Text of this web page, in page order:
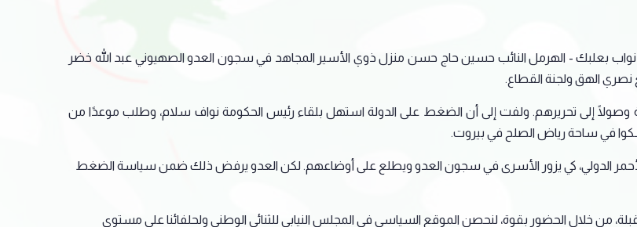
نواب بعلبك - الهرمل النائب حسين حاج حسن منزل ذوي الأسير المجاهد في سجون العدو الصهيوني عبد الله خضر
الهق ولجنة القطاع.
وصولًا إلى تحريرهم. ولفت إلى أن الضغط على الدولة استهل بلقاء رئيس الحكومة نواف سلام، وطلب موعدًا من
في ساحة رياض الصلح في بيروت.
الدولي، كي يزور الأسرى في سجون العدو ويطلع على أوضاعهم. لكن العدو يرفض ذلك ضمن سياسة الضغط
من خلال الحضور بقوة، لنحصن الموقع السياسي في المجلس النيابي للثنائي الوطني ولحلفائنا على مستوى